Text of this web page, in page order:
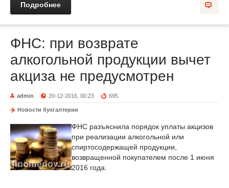
Подробнее
ФНС: при возврате
алкогольной продукции вычет
акциза не предусмотрен
admin 20-12-2016, 00:23 695
Новости бухгалтерии
ФНС разъяснила порядок уплаты акцизов
при реализации алкогольной или
спиртосодержащей продукции,
возвращенной покупателем после 1 июня
2016 года.